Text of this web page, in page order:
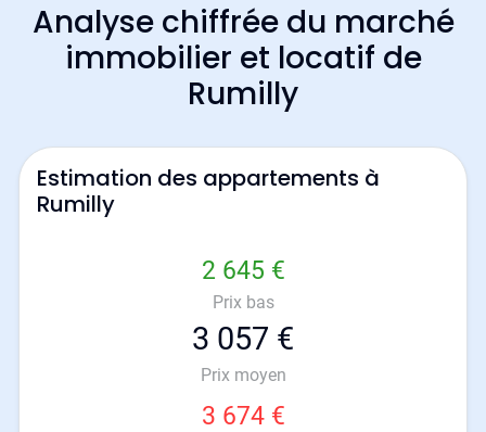
Analyse chiffrée du marché
immobilier et locatif de
Rumilly
Estimation des appartements à
Rumilly
2 645 €
Prix bas
3 057 €
Prix moyen
3 674 €